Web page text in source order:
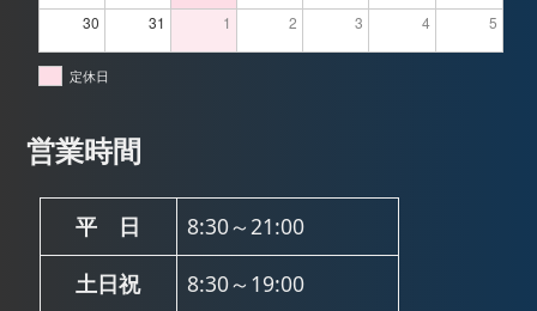
30 31 1 2 3 4 5
定休日
営業時間
平 日
8:30～21:00
土日祝
8:30～19:00